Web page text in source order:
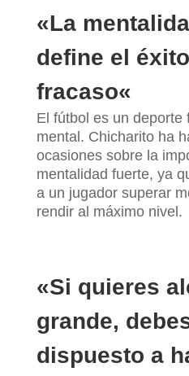
«La
define el
fracaso«
El fútbol es un deporte
mental. Chicharito ha
ocasiones sobre la
mentalidad fuerte, ya
a un jugador superar
rendir al máximo nivel.
«Si quieres
grande,
dispuesto a